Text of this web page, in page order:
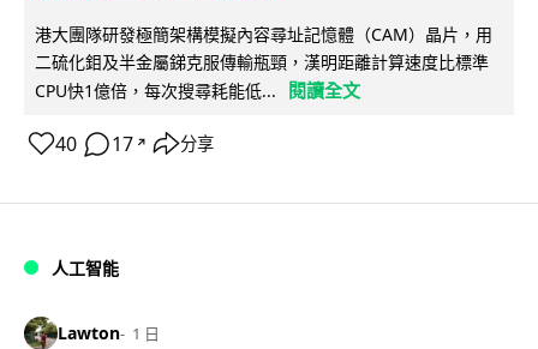
港大團隊研發極簡架構模擬內容尋址記憶體（CAM）晶片，用
二硫化鉬及半金屬銻克服傳輸瓶頸，漢明距離計算速度比標準
CPU快1億倍，每次搜尋耗能低...
閱讀全文
40 17 ↗ 分享
人工智能
Lawton 1 日